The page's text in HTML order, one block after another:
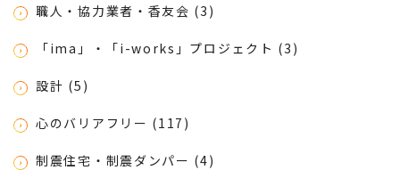
職人・協力業者・香友会 (3)
「ima」・「i-works」プロジェクト (3)
設計 (5)
心のバリアフリー (117)
制震住宅・制震ダンパー (4)